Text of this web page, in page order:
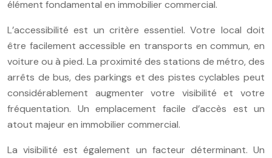
élément fondamental en immobilier commercial.
L’accessibilité est un critère essentiel. Votre local doit
être facilement accessible en transports en commun, en
voiture ou à pied. La proximité des stations de métro, des
arrêts de bus, des parkings et des pistes cyclables peut
considérablement augmenter votre visibilité et votre
fréquentation. Un emplacement facile d’accès est un
atout majeur en immobilier commercial.
La visibilité est également un facteur déterminant. Un